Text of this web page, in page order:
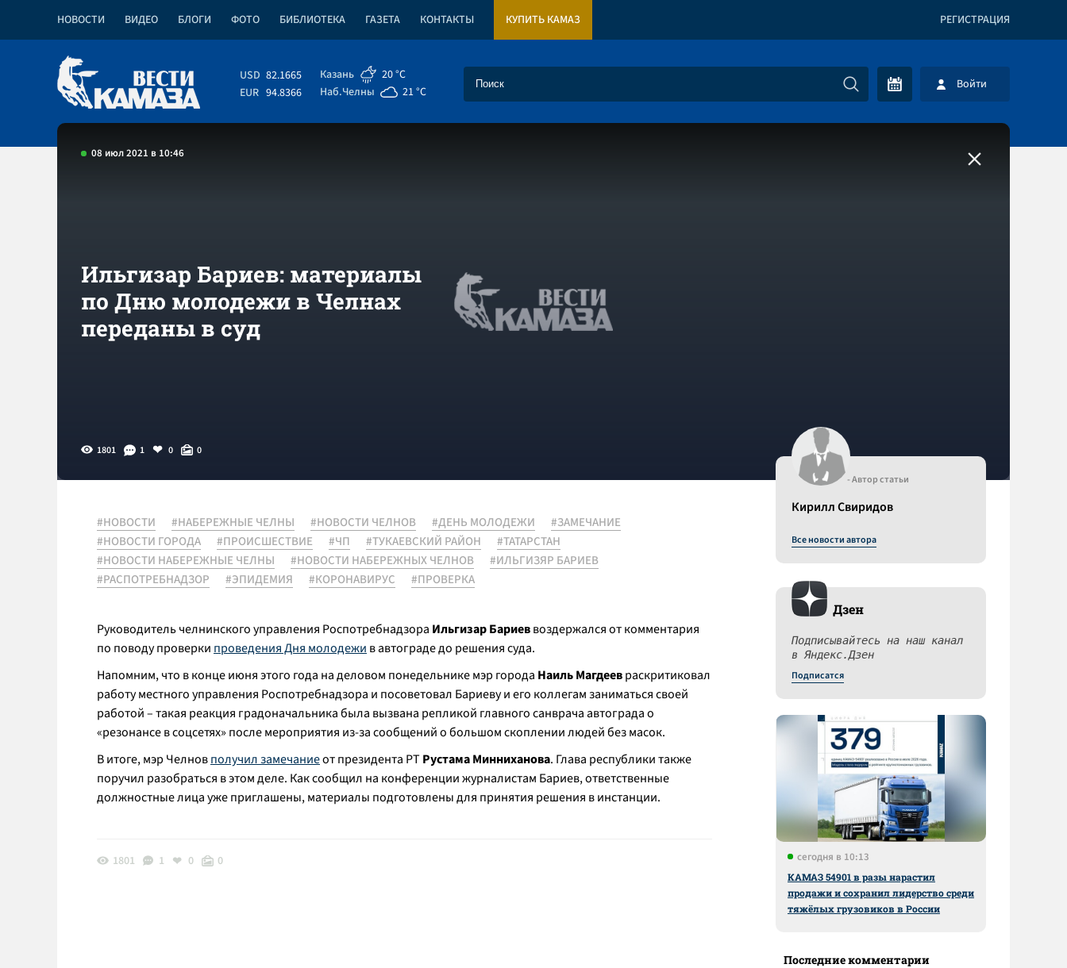
НОВОСТИ ВИДЕО БЛОГИ ФОТО БИБЛИОТЕКА ГАЗЕТА КОНТАКТЫ КУПИТЬ КАМАЗ РЕГИСТРАЦИЯ
USD 82.1665
EUR 94.8366
Казань
20 °C
Наб.Челны
21 °C Войти
08 июл 2021 в 10:46
Ильгизар Бариев: материалы
по Дню молодежи в Челнах
переданы в суд
1801 1 0 0
#НОВОСТИ #НАБЕРЕЖНЫЕ ЧЕЛНЫ #НОВОСТИ ЧЕЛНОВ #ДЕНЬ МОЛОДЕЖИ
#ЗАМЕЧАНИЕ
#НОВОСТИ ГОРОДА
#ПРОИСШЕСТВИЕ #ЧП #ТУКАЕВСКИЙ РАЙОН
#ТАТАРСТАН
#НОВОСТИ НАБЕРЕЖНЫЕ ЧЕЛНЫ
#НОВОСТИ НАБЕРЕЖНЫХ ЧЕЛНОВ
#ИЛЬГИЗЯР БАРИЕВ
#РАСПОТРЕБНАДЗОР
#ЭПИДЕМИЯ #КОРОНАВИРУС #ПРОВЕРКА
Руководитель челнинского управления Роспотребнадзора Ильгизар Бариеввоздержался от комментария
по поводу проверки проведения Дня молодежи в автограде до решения суда.
Напомним, что в конце июня этого года на деловом понедельнике мэр города Наиль Магдеевраскритиковал
работу местного управления Роспотребнадзора и посоветовал Бариеву и его коллегам заниматься своей
работой – такая реакция градоначальника была вызвана репликой главного санврача автограда о
«резонансе в соцсетях» после мероприятия из-за сообщений о большом скоплении людей без масок.
В итоге, мэр Челновполучил замечаниеот президента РТ Рустама Минниханова. Глава республики также
поручил разобраться в этом деле. Как сообщил на конференции журналистам Бариев, ответственные
должностные лица уже приглашены, материалы подготовлены для принятия решения в инстанции.
1801 1 0 0
- Автор статьи
Кирилл Свиридов
Все новости автора
Дзен
Подписывайтесь на наш канал
в Яндекс.Дзен
Подписатся
сегодня в 10:13
КАМАЗ 54901 в разы нарастил
продажи и сохранил лидерство среди
тяжёлых грузовиков в России
Последние комментарии